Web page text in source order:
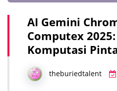
AI Gemini
Computex
Komputasi
theburiedtalent